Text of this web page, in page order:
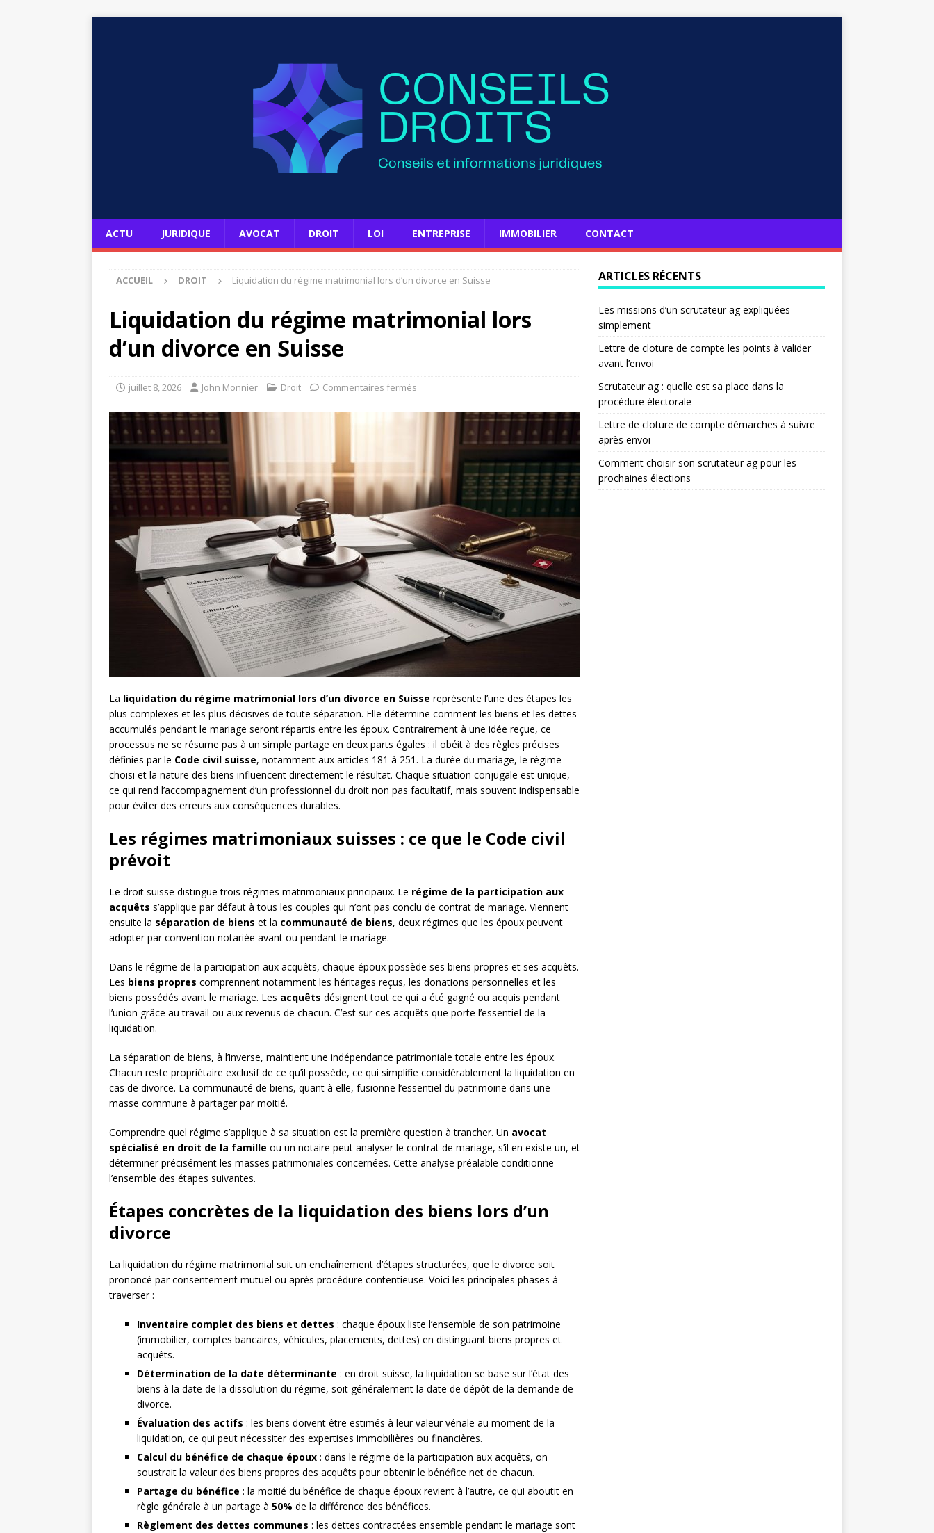
ACTU JURIDIQUE AVOCAT DROIT LOI ENTREPRISE IMMOBILIER CONTACT
ACCUEIL DROIT Liquidation du régime matrimonial lors d’un divorce en Suisse
Liquidation du régime matrimonial lors
d’un divorce en Suisse
juillet 8, 2026 John Monnier Droit Commentaires fermés
La liquidation du régime matrimonial lors d’un divorce en Suisse représente l’une des étapes les
plus complexes et les plus décisives de toute séparation. Elle détermine comment les biens et les dettes
accumulés pendant le mariage seront répartis entre les époux. Contrairement à une idée reçue, ce
processus ne se résume pas à un simple partage en deux parts égales : il obéit à des règles précises
définies par le Code civil suisse, notamment aux articles 181 à 251. La durée du mariage, le régime
choisi et la nature des biens influencent directement le résultat. Chaque situation conjugale est unique,
ce qui rend l’accompagnement d’un professionnel du droit non pas facultatif, mais souvent indispensable
pour éviter des erreurs aux conséquences durables.
Les régimes matrimoniaux suisses : ce que le Code civil
prévoit
Le droit suisse distingue trois régimes matrimoniaux principaux. Le régime de la participation aux
acquêts s’applique par défaut à tous les couples qui n’ont pas conclu de contrat de mariage. Viennent
ensuite la séparation de biens et la communauté de biens, deux régimes que les époux peuvent
adopter par convention notariée avant ou pendant le mariage.
Dans le régime de la participation aux acquêts, chaque époux possède ses biens propres et ses acquêts.
Les biens propres comprennent notamment les héritages reçus, les donations personnelles et les
biens possédés avant le mariage. Les acquêts désignent tout ce qui a été gagné ou acquis pendant
l’union grâce au travail ou aux revenus de chacun. C’est sur ces acquêts que porte l’essentiel de la
liquidation.
La séparation de biens, à l’inverse, maintient une indépendance patrimoniale totale entre les époux.
Chacun reste propriétaire exclusif de ce qu’il possède, ce qui simplifie considérablement la liquidation en
cas de divorce. La communauté de biens, quant à elle, fusionne l’essentiel du patrimoine dans une
masse commune à partager par moitié.
Comprendre quel régime s’applique à sa situation est la première question à trancher. Un avocat
spécialisé en droit de la famille ou un notaire peut analyser le contrat de mariage, s’il en existe un, et
déterminer précisément les masses patrimoniales concernées. Cette analyse préalable conditionne
l’ensemble des étapes suivantes.
Étapes concrètes de la liquidation des biens lors d’un
divorce
La liquidation du régime matrimonial suit un enchaînement d’étapes structurées, que le divorce soit
prononcé par consentement mutuel ou après procédure contentieuse. Voici les principales phases à
traverser :
Inventaire complet des biens et dettes : chaque époux liste l’ensemble de son patrimoine
(immobilier, comptes bancaires, véhicules, placements, dettes) en distinguant biens propres et
acquêts.
Détermination de la date déterminante : en droit suisse, la liquidation se base sur l’état des
biens à la date de la dissolution du régime, soit généralement la date de dépôt de la demande de
divorce.
Évaluation des actifs : les biens doivent être estimés à leur valeur vénale au moment de la
liquidation, ce qui peut nécessiter des expertises immobilières ou financières.
Calcul du bénéfice de chaque époux : dans le régime de la participation aux acquêts, on
soustrait la valeur des biens propres des acquêts pour obtenir le bénéfice net de chacun.
Partage du bénéfice : la moitié du bénéfice de chaque époux revient à l’autre, ce qui aboutit en
règle générale à un partage à 50% de la différence des bénéfices.
Règlement des dettes communes : les dettes contractées ensemble pendant le mariage sont
ARTICLES RÉCENTS
Les missions d’un scrutateur ag expliquées
simplement
Lettre de cloture de compte les points à valider
avant l’envoi
Scrutateur ag : quelle est sa place dans la
procédure électorale
Lettre de cloture de compte démarches à suivre
après envoi
Comment choisir son scrutateur ag pour les
prochaines élections